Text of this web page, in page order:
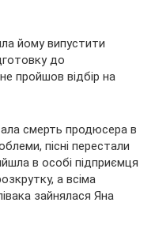
йому випустити
до
пройшов відбір на
смерть продюсера в
пісні перестали
в особі підприємця
а всіма
зайнялася Яна